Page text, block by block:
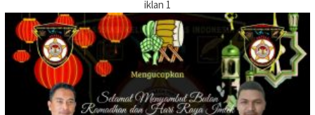
iklan 1